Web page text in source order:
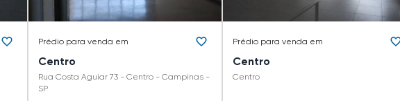
Prédio para venda em
Centro
Rua Costa Aguiar 73 - Centro - Campinas -
SP
Prédio para venda em
Centro
Centro